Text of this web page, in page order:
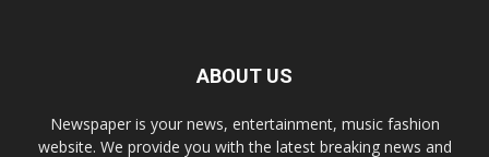
ABOUT US
Newspaper is your news, entertainment, music fashion
website. We provide you with the latest breaking news and